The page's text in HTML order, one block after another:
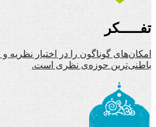
تفـــــکر
امکان‌های گوناگون را در اختیار
باطنی‌ترین حوزه‌ی نظری است.